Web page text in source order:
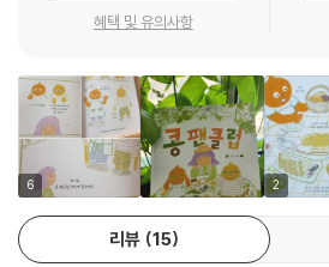
어 쓰임새가 많은 ‘대두’, 제주도에서 심어 먹
일찍 거두는 ‘유월태’, 밥 지을 때 넣는 부드러
이 검은 ‘검은콩’들과 크기가 자잘하고 단단
콩’들, 그리고 여러 종류의 ‘강낭콩’들을 비롯해
‘누에콩’, ‘작두콩’, ‘땅콩’, ‘완두’, ‘팥’ 등 우
기가 알콩이와 달콩이의 카드 속에 가득 담겨
혜택 및 유의사항
6 2
리뷰 15